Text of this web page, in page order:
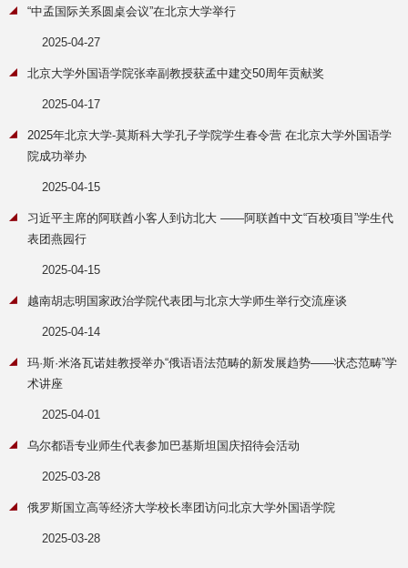
“中孟国际关系圆桌会议”在北京大学举行
2025-04-27
北京大学外国语学院张幸副教授获孟中建交50周年贡献奖
2025-04-17
2025年北京大学-莫斯科大学孔子学院学生春令营 在北京大学外国语学
院成功举办
2025-04-15
习近平主席的阿联酋小客人到访北大 ——阿联酋中文“百校项目”学生代
表团燕园行
2025-04-15
越南胡志明国家政治学院代表团与北京大学师生举行交流座谈
2025-04-14
玛·斯·米洛瓦诺娃教授举办“俄语语法范畴的新发展趋势——状态范畴”学
术讲座
2025-04-01
乌尔都语专业师生代表参加巴基斯坦国庆招待会活动
2025-03-28
俄罗斯国立高等经济大学校长率团访问北京大学外国语学院
2025-03-28